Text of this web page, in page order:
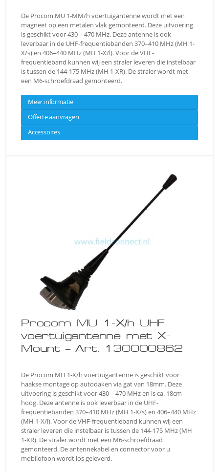
De Procom MU 1-MM/h voertuigantenne wordt met een
magneet op een metalen vlak gemonteerd. Deze uitvoering
is geschikt voor 430 – 470 MHz. Deze antenne is ook
leverbaar in de UHF-frequentiebanden 370–410 MHz (MH 1-
X/s) en 406–440 MHz (MH 1-X/l). Voor de VHF-
frequentieband kunnen wij een straler leveren die instelbaar
is tussen de 144-175 MHz (MH 1-XR). De straler wordt met
een M6-schroefdraad gemonteerd.
Meer informatie
Offerte aanvragen
Accessoires
Procom MU 1-X/h UHF
voertuigantenne met X-
Mount – Art. 130000862
De Procom MH 1-X/h voertuigantenne is geschikt voor
haakse montage op autodaken via gat van 18mm. Deze
uitvoering is geschikt voor 430 – 470 MHz en is ca. 18cm
hoog. Deze antenne is ook leverbaar in de UHF-
frequentiebanden 370–410 MHz (MH 1-X/s) en 406–440 MHz
(MH 1-X/l). Voor de VHF-frequentieband kunnen wij een
straler leveren die instelbaar is tussen de 144-175 MHz (MH
1-XR). De straler wordt met een M6-schroefdraad
gemonteerd. De antennekabel en connector voor u
mobilofoon wordt los geleverd.